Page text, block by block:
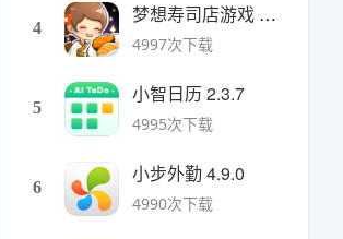
4
梦想寿司店游戏 v4.14.1安卓版
4997次下载
5
小智日历 2.3.7
4995次下载
6
小步外勤 4.9.0
4990次下载